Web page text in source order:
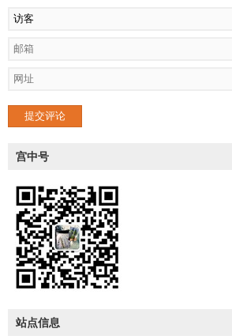
提交评论
宫中号
站点信息